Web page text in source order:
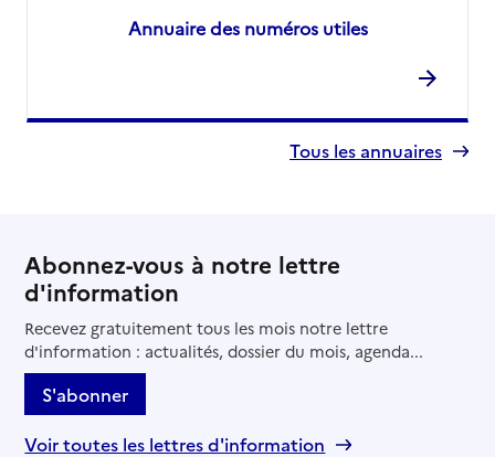
Annuaire des numéros utiles
Tous les annuaires
Abonnez-vous à notre lettre
d'information
Recevez gratuitement tous les mois notre lettre
d'information : actualités, dossier du mois, agenda...
S'abonner
Voir toutes les lettres d'information